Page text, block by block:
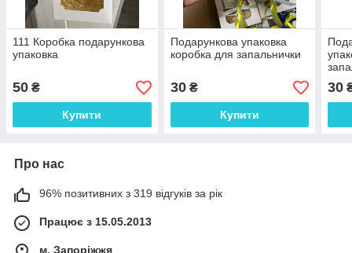
111 Коробка подарункова
упаковка
50 ₴
Купити
Подарункова упаковка
коробка для запальнички
30₴
Купити
30
Про нас
96% позитивних з 319 відгуків за рік
Працює з 15.05.2013
м. Запоріжжя